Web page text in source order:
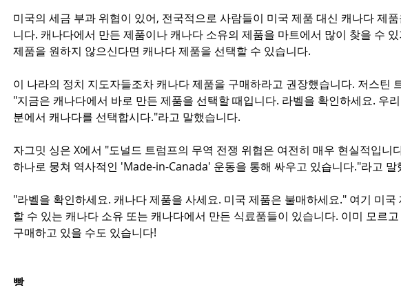
미국의 세금 부과 위협이 있어, 전국적으로 사람들이 미국 제품 대신 캐나다 제
니다. 캐나다에서 만든 제품이나 캐나다 소유의 제품을 마트에서 많이 찾을 수
제품을 원하지 않으신다면 캐나다 제품을 선택할 수 있습니다.
이 나라의 정치 지도자들조차 캐나다 제품을 구매하라고 권장했습니다. 저스틴
"지금은 캐나다에서 바로 만든 제품을 선택할 때입니다. 라벨을 확인하세요. 우
분에서 캐나다를 선택합시다."라고 말했습니다.
자그밋 싱은 X에서 "도널드 트럼프의 무역 전쟁 위협은 여전히 매우 현실적입니
하나로 뭉쳐 역사적인 'Made-in-Canada' 운동을 통해 싸우고 있습니다."라고
"라벨을 확인하세요. 캐나다 제품을 사세요. 미국 제품은 불매하세요." 여기 미국
할 수 있는 캐나다 소유 또는 캐나다에서 만든 식료품들이 있습니다. 이미 모르
구매하고 있을 수도 있습니다!
빵